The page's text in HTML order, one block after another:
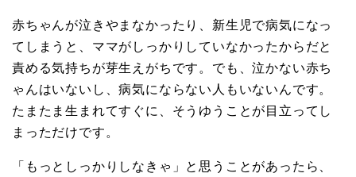
赤ちゃんが泣きやまなかったり、新生児で病気になっ
てしまうと、ママがしっかりしていなかったからだと
責める気持ちが芽生えがちです。でも、泣かない赤ち
ゃんはいないし、病気にならない人もいないんです。
たまたま生まれてすぐに、そうゆうことが目立ってし
まっただけです。
「もっとしっかりしなきゃ」と思うことがあったら、